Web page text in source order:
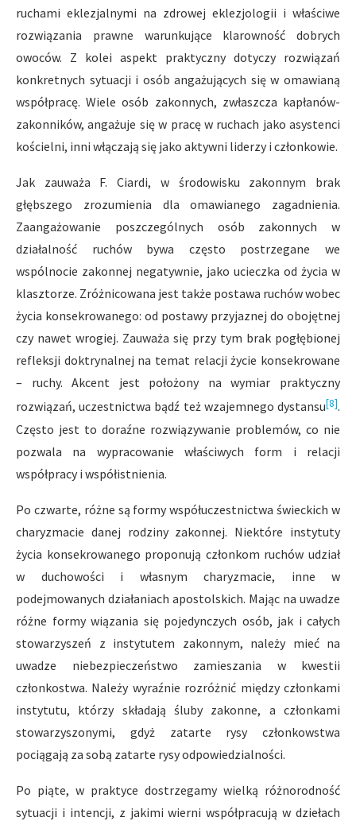
ruchami eklezjalnymi na zdrowej eklezjologii i właściwe
rozwiązania prawne warunkujące klarowność dobrych
owoców. Z kolei aspekt praktyczny dotyczy rozwiązań
konkretnych sytuacji i osób angażujących się w omawianą
współpracę. Wiele osób zakonnych, zwłaszcza kapłanów-
zakonników, angażuje się w pracę w ruchach jako asystenci
kościelni, inni włączają się jako aktywni liderzy i członkowie.
Jak zauważa F. Ciardi, w środowisku zakonnym brak
głębszego zrozumienia dla omawianego zagadnienia.
Zaangażowanie poszczególnych osób zakonnych w
działalność ruchów bywa często postrzegane we
wspólnocie zakonnej negatywnie, jako ucieczka od życia w
klasztorze. Zróżnicowana jest także postawa ruchów wobec
życia konsekrowanego: od postawy przyjaznej do obojętnej
czy nawet wrogiej. Zauważa się przy tym brak pogłębionej
refleksji doktrynalnej na temat relacji życie konsekrowane
– ruchy. Akcent jest położony na wymiar praktyczny
rozwiązań, uczestnictwa bądź też wzajemnego dystansu[8].
Często jest to doraźne rozwiązywanie problemów, co nie
pozwala na wypracowanie właściwych form i relacji
współpracy i współistnienia.
Po czwarte, różne są formy współuczestnictwa świeckich w
charyzmacie danej rodziny zakonnej. Niektóre instytuty
życia konsekrowanego proponują członkom ruchów udział
w duchowości i własnym charyzmacie, inne w
podejmowanych działaniach apostolskich. Mając na uwadze
różne formy wiązania się pojedynczych osób, jak i całych
stowarzyszeń z instytutem zakonnym, należy mieć na
uwadze niebezpieczeństwo zamieszania w kwestii
członkostwa. Należy wyraźnie rozróżnić między członkami
instytutu, którzy składają śluby zakonne, a członkami
stowarzyszonymi, gdyż zatarte rysy członkowstwa
pociągają za sobą zatarte rysy odpowiedzialności.
Po piąte, w praktyce dostrzegamy wielką różnorodność
sytuacji i intencji, z jakimi wierni współpracują w dziełach